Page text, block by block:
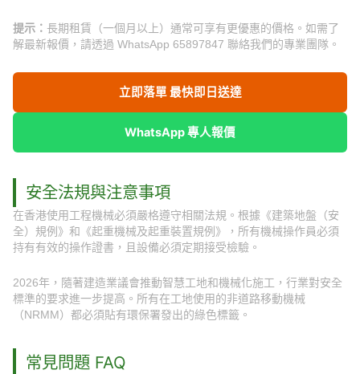
提示： 長期租賃（一個月以上）通常可享有更優惠的價格。如需了
解最新報價，請透過 WhatsApp 65897847 聯絡我們的專業團隊。
立即落單 最快即日送達
WhatsApp 專人報價
安全法規與注意事項
在香港使用工程機械必須嚴格遵守相關法規。根據《建築地盤（安
全）規例》和《起重機械及起重裝置規例》，所有機械操作員必須
持有有效的操作證書，且設備必須定期接受檢驗。
2026年，隨著建造業議會推動智慧工地和機械化施工，行業對安全
標準的要求進一步提高。所有在工地使用的非道路移動機械
（NRMM）都必須貼有環保署發出的綠色標籤。
常見問題 FAQ